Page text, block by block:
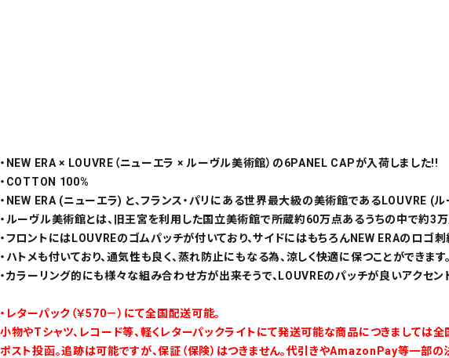
・NEW ERA × LOUVRE（ニューエラ × ルーヴル美術館）の6PANEL CAPが入荷しました!!
・COTTON 100%
・NEW ERA (ニューエラ) と、フランス・パリにある世界最大級の美術館であるLOUVRE (
・ルーヴル美術館とは、旧王宮を利用した国立美術館で所蔵約60万点あるうちの中で約3万
・フロントにはLOUVREのゴムパッチが付いており、サイドにはもちろんNEW ERAのロゴ刺
・ハトメも付いており、通気性も良く、蒸れ防止にもなる為、涼しく快適に保つことができます。
・カラーリング的にも様々な組み合わせ方が出来そうで、LOUVREのパッチが良いアクセ
・レターパック（￥570－）にて全国配送可能。
小物やTシャツ、レコード等、軽くレターパックライトにて発送可能な商品につきましては全国
ポスト投函。追跡は可能ですが、保証（保険）はつきません。代引きやAmazonPay等一部の